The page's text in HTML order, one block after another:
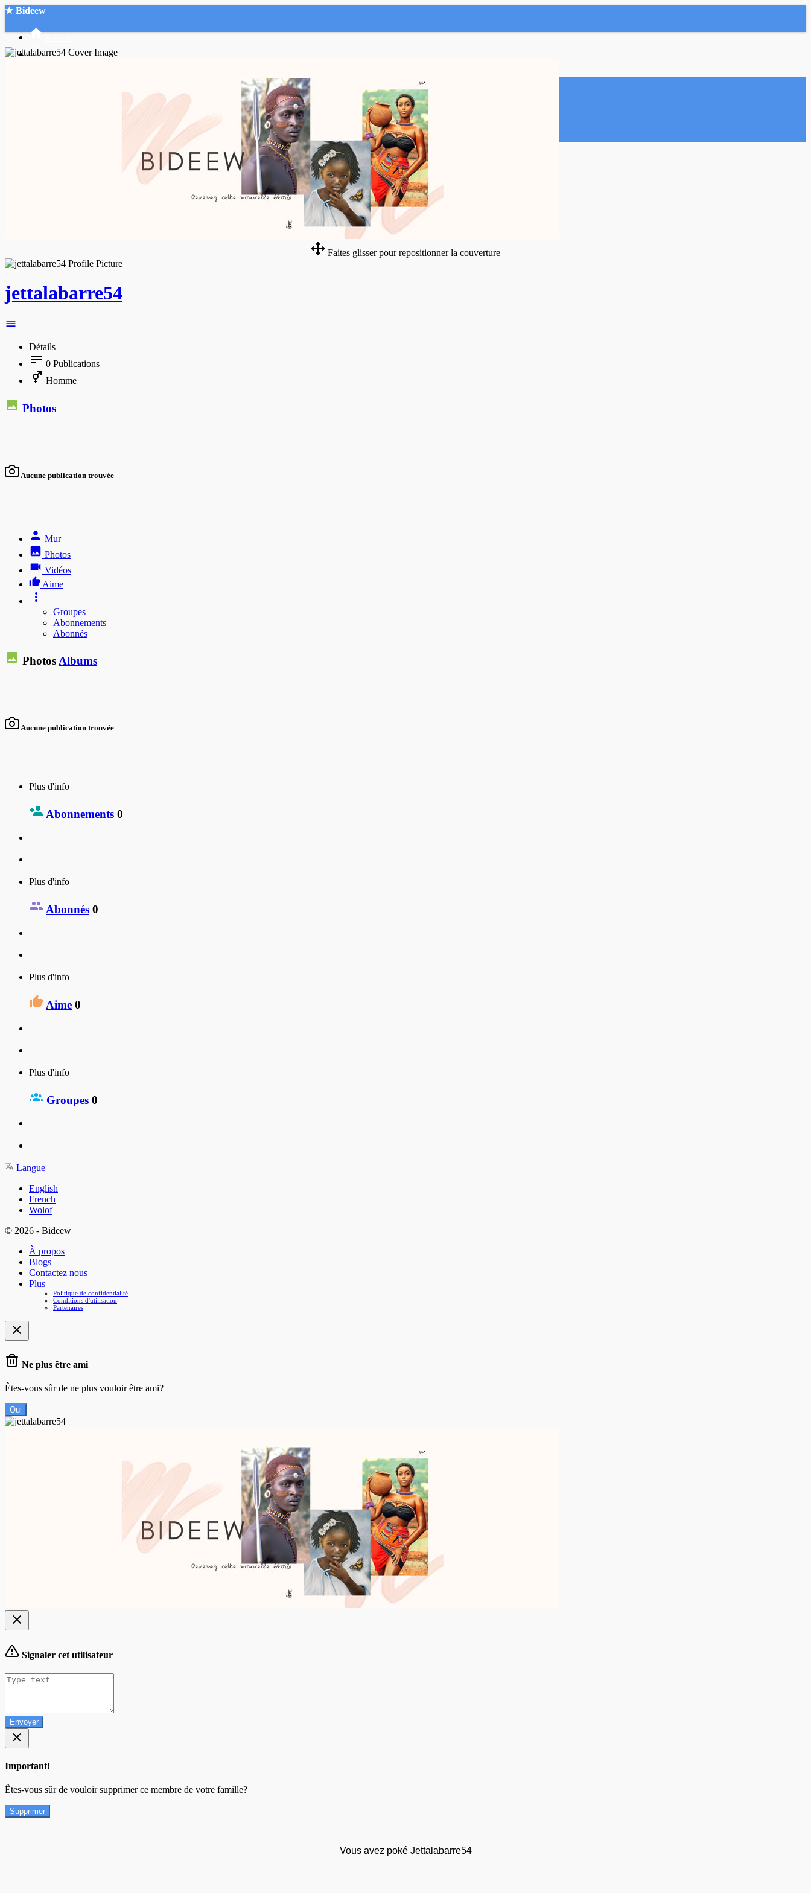
★ Bideew
Faites glisser pour repositionner la couverture
jettalabarre54
Détails
0 Publications
Homme
Photos
Aucune publication trouvée
Mur
Photos
Vidéos
Aime
Groupes
Abonnements
Abonnés
PhotosAlbums
Aucune publication trouvée
Plus d'info
Abonnements 0
Plus d'info
Abonnés 0
Plus d'info
Aime 0
Plus d'info
Groupes 0
Langue
English
French
Wolof
© 2026 - Bideew
À propos
Blogs
Contactez nous
Plus
Politique de confidentialité
Conditions d'utilisation
Partenaires
Ne plus être ami
Êtes-vous sûr de ne plus vouloir être ami?
Oui
Signaler cet utilisateur
Envoyer
Important!
Êtes-vous sûr de vouloir supprimer ce membre de votre famille?
Supprimer
Vous avez poké Jettalabarre54